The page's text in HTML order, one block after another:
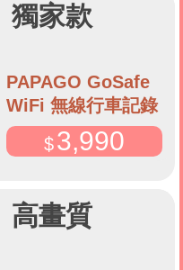
獨家款
PAPAGO GoSafe
WiFi 無線行車記錄
器
3,990
高畫質